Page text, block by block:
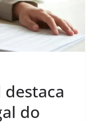
destaca
do